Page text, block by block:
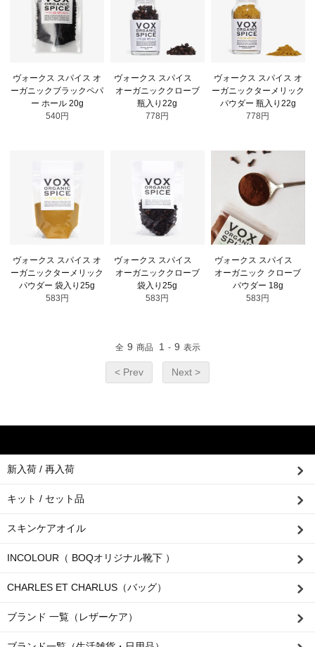
ヴォークス スパイス オ
ーガニックブラックペパ
ー ホール 20g
540円
ヴォークス スパイス
オーガニッククローブ
瓶入り22g
778円
ヴォークス スパイス オ
ーガニックターメリック
パウダー 瓶入り22g
778円
ヴォークス スパイス オ
ーガニックターメリック
パウダー 袋入り25g
583円
ヴォークス スパイス
オーガニッククローブ
袋入り25g
583円
ヴォークス スパイス
オーガニック クローブ
パウダー 18g
583円
全 9 商品 1 - 9 表示
< Prev Next >
新入荷 / 再入荷
キット / セット品
スキンケアオイル
INCOLOUR（ BOQオリジナル靴下 ）
CHARLES ET CHARLUS（バッグ）
ブランド 一覧（レザーケア）